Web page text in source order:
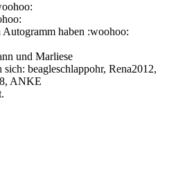
haben :woohoo:
und Marliese
sich: beagleschlappohr, Rena2012,
, ANKE